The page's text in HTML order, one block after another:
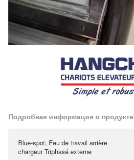
Подробная информация о продукте
Blue-spot; Feu de travail arrière
chargeur Triphasé externe